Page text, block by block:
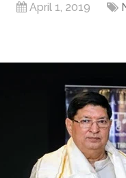
April 1, 2019